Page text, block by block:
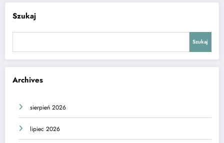
Szukaj
Szukaj
Archives
sierpień 2026
lipiec 2026